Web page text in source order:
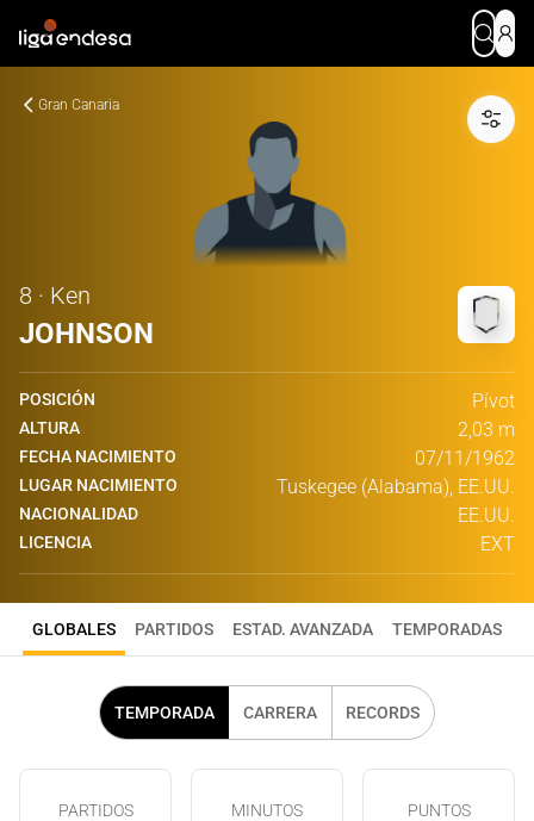
Gran Canaria
8 · Ken
JOHNSON
POSICIÓN Pívot
ALTURA 2,03 m
FECHA NACIMIENTO 07/11/1962
LUGAR NACIMIENTO Tuskegee (Alabama), EE.UU.
NACIONALIDAD EE.UU.
LICENCIA EXT
GLOBALES PARTIDOS ESTAD. AVANZADA TEMPORADAS
TEMPORADA CARRERA RECORDS
PARTIDOS MINUTOS PUNTOS